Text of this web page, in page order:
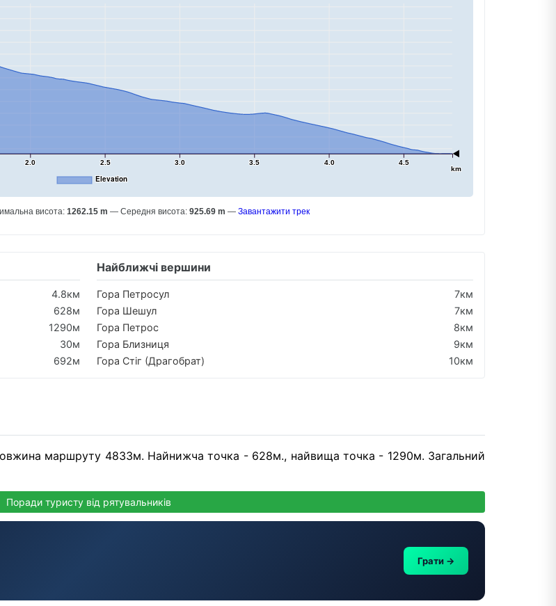
2.0 2.5 3.0 3.5 4.0 4.5
km
Elevation
висота: 1262.15 m Середня висота: 925.69 m Завантажити трек
4.8км
628м
1290м
30м
692м
Найближчі вершини
Гора Петросул
7км
Гора Шешул
7км
Гора Петрос
8км
Гора Близниця
9км
Гора Стіг (Драгобрат)
10км
маршруту 4833м. Найнижча точка - 628м., найвища точка - 1290м. Загальний
Поради туристу від рятувальників
Грати →